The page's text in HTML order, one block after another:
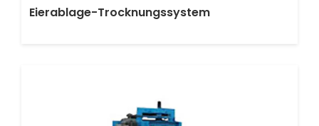
Eierablage-Trocknungssystem